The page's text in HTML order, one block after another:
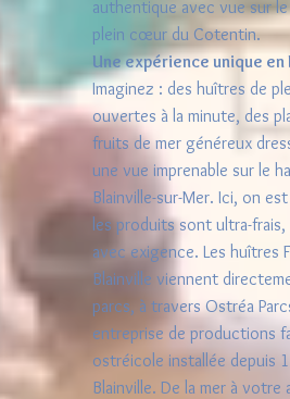
authentique avec vue sur
plein cœur du Cotentin.
Une expérience unique en
Imaginez : des huîtres de
ouvertes à la minute, des
fruits de mer généreux
une vue imprenable sur le
Blainville-sur-Mer. Ici, on
les produits sont ultra-
avec exigence. Les huîtres
Blainville viennent
parcs, à travers Ostréa
entreprise de productions
ostréicole installée depuis
Blainville. De la mer à votre